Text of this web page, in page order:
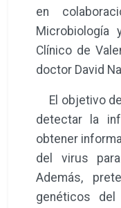
en
Microbiología
Clínico de
doctor David
El objetivo
detectar la
obtener
del virus
Además,
genéticos